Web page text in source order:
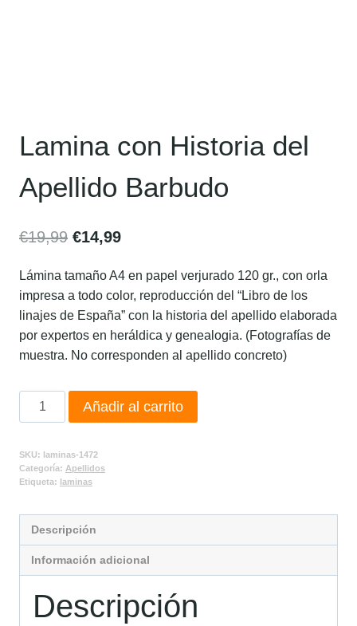
Lamina con Historia del
Apellido Barbudo
€19,99 €14,99
Lámina tamaño A4 en papel verjurado 120 gr., con orla
impresa a todo color, reproducción del “Libro de los
linajes de España” con la historia del apellido elaborada
por expertos en heráldica y genealogia. (Fotografías de
muestra. No corresponden al apellido concreto)
Añadir al carrito
SKU: laminas-1472
Categoría: Apellidos
Etiqueta: laminas
Descripción
Información adicional
Descripción